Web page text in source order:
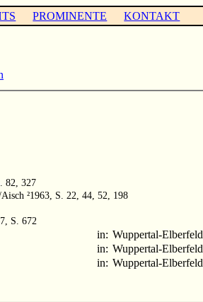
PROMINENTE KONTAKT
82, 327
²1963, S. 22, 44, 52, 198
S. 672
in: Wuppertal-Elberfeld
in: Wuppertal-Elberfeld
in: Wuppertal-Elberfeld